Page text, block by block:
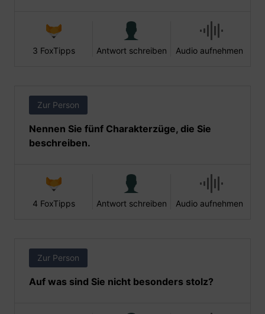
3 FoxTipps Antwort schreiben Audio aufnehmen
Zur Person
Nennen Sie fünf Charakterzüge, die Sie
beschreiben.
4 FoxTipps Antwort schreiben Audio aufnehmen
Zur Person
Auf was sind Sie nicht besonders stolz?